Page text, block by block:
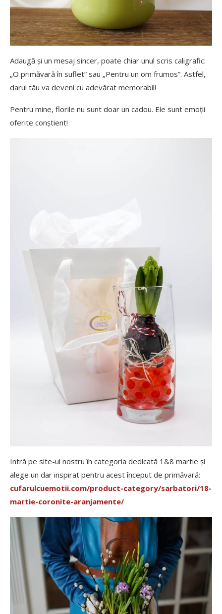
Adaugă și un mesaj sincer, poate chiar unul scris caligrafic:
„O primăvară în suflet” sau „Pentru un om frumos”. Astfel,
darul tău va deveni cu adevărat memorabil!
Pentru mine, florile nu sunt doar un cadou. Ele sunt emoții
oferite conștient!
Intră pe site-ul nostru în categoria dedicată 1&8 martie și
alege un dar inspirat pentru acest început de primăvară:
cufarulcuemotii.com/product-category/sarbatori/18-
martie-coronite-aranjamente/